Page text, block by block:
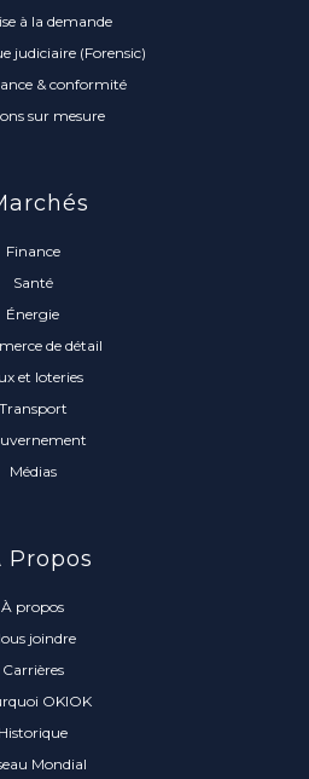
à la demande
judiciaire (Forensic)
& conformité
sur mesure
Finance
Santé
Énergie
de détail
et loteries
Transport
Médias
Propos
À propos
joindre
Carrières
OKIOK
Historique
Mondial